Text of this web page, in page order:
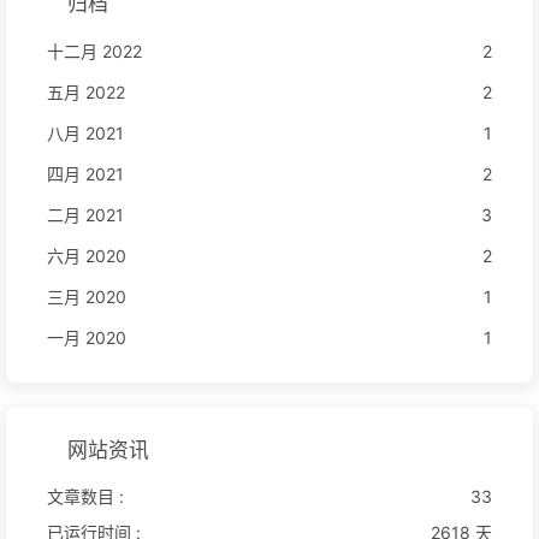
十二月 2022
2
五月 2022
2
八月 2021
1
四月 2021
2
二月 2021
3
六月 2020
2
三月 2020
1
一月 2020
1
网站资讯
文章数目 :
33
已运行时间 :
2618 天